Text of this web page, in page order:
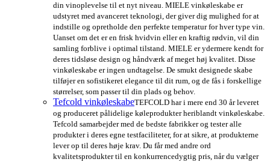
din vinoplevelse til et nyt niveau. MIELE vinkøleskabe er
udstyret med avanceret teknologi, der giver dig mulighed for at
indstille og opretholde den perfekte temperatur for hver type vin.
Uanset om det er en frisk hvidvin eller en kraftig rødvin, vil din
samling forblive i optimal tilstand. MIELE er ydermere kendt for
deres tidsløse design og håndværk af meget høj kvalitet. Disse
vinkøleskabe er ingen undtagelse. De smukt designede skabe
tilføjer en sofistikeret elegance til dit rum, og de fås i forskellige
størrelser, som passer til din plads og behov.
Tefcold vinkøleskabeTEFCOLD har i mere end 30 år leveret
og produceret pålidelige køleprodukter heriblandt vinkøleskabe.
Tefcold samarbejder med de bedste fabrikker og tester alle
produkter i deres egne testfaciliteter, for at sikre, at produkterne
lever op til deres høje krav. Du får med andre ord
kvalitetsprodukter til en konkurrencedygtig pris, når du vælger